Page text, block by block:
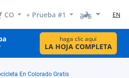
CO + Prueba #1 EN
haga clic aquí
LA HOJA COMPLETA
En Colorado Gratis